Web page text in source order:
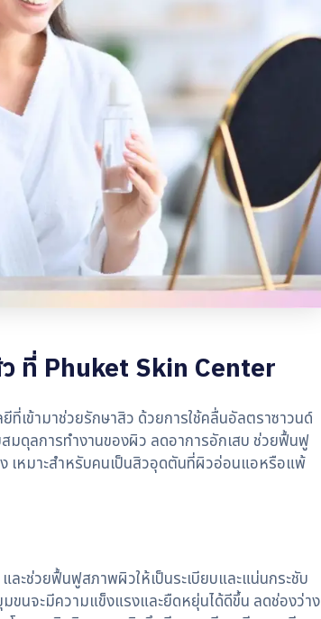
ที่ Phuket Skin Center
เข้ามาช่วยรักษาสิว ด้วยการใช้คลื่นอัลตราซาวนด์
มดุลการทำงานของผิว ลดอาการอักเสบ ช่วยฟื้นฟู
เหมาะสำหรับคนเป็นสิวอุดตันที่ผิวอ่อนแอหรือแพ้
ละช่วยฟื้นฟูสภาพผิวให้เป็นระเบียบและแน่นกระชับ
ขนจะมีความแข็งแรงและยืดหยุ่นได้ดีขึ้น ลดช่องว่าง